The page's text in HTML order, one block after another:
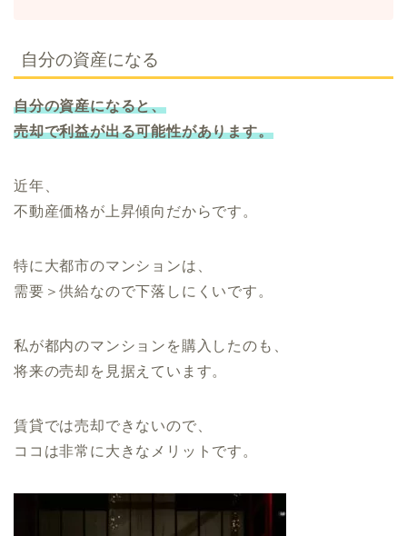
自分の資産になる
自分の資産になると、
売却で利益が出る可能性があります。
近年、
不動産価格が上昇傾向だからです。
特に大都市のマンションは、
需要＞供給なので下落しにくいです。
私が都内のマンションを購入したのも、
将来の売却を見据えています。
賃貸では売却できないので、
ココは非常に大きなメリットです。